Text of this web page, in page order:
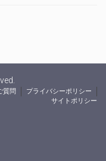
質問
プライバシーポリシー
サイトポリシー